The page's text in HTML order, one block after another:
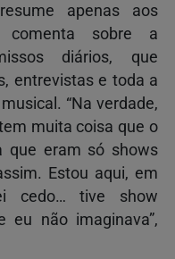
apenas aos
sobre a
diários, que
entrevistas e toda a
“Na verdade,
muita coisa que o
que eram só shows
Estou aqui, em
cedo… tive show
eu não imaginava”,